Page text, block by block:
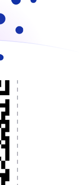
Téléchargez